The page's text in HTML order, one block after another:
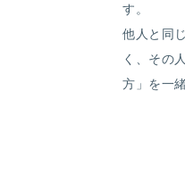
す。
他人と同
く、その
方」を一